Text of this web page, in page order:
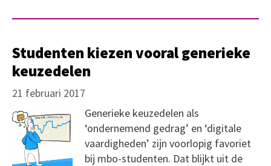
Studenten kiezen vooral generieke
keuzedelen
21 februari 2017
Generieke keuzedelen als
‘ondernemend gedrag’ en ‘digitale
vaardigheden’ zijn voorlopig favoriet
bij mbo-studenten. Dat blijkt uit de